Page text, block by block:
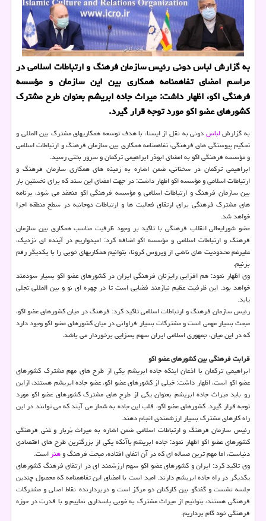
به گزارش لباس دونی رئیس سازمان فرهنگ و ارتباطات اسلامی در
مراسم امضای تفاهمنامه همکاری بین این سازمان و مؤسسه
فرهنگی اکو، اظهار داشت: میراث جاده ابریشم بعنوان طرح مشترک
کشورهای عضو اکو مورد توجه قرار گیرد.
به گزارشلباسدونی به نقل از ایسنا، با هدف توسعه همکاریهای مشترک بین المللی و
تحکیم پیوستگی های فرهنگی، تفاهمنامه همکاری بین سازمان فرهنگ و ارتباطات اسلامی
و مؤسسه فرهنگی اکو به امضای ابوذر ابراهیمی ترکمان و سرور بختی رسید.
ابراهیمی ترکمان در سخنانی، ضمن اشاره به زمینه های همکاری سازمان فرهنگ و
ارتباطات اسلامی و مؤسسه اکو اظهار داشت: در جهت امضای این سند که برای نخستین بار
بین سازمان فرهنگ و ارتباطات اسلامی و مؤسسه فرهنگی اکو منعقد می شود، برنامه
های مشترک فرهنگی برای ارتقای فعالیت ها و ارتباطات دوجانبه در سطح منطقه اجرا
خواهد شد.
عضو شورایعالی انقلاب فرهنگی با تاکید بر وجود ظرفیت مناسب همکاری بین سازمان
فرهنگ و ارتباطات اسلامی و مؤسسه اکو اضافه کرد: امیدواریم در آینده ای نزدیک،
علیرغم محدودیت های ناشی از ویروس کرونا، بتوانیم همکاریهای خوبی را با یکدیگر رقم
بزنیم.
وی اظهار نمود: هم افزایی رایزنان فرهنگی ایران در کشورهای عضو اکو بسیار سودمند
خواهد بود. این ظرفیت عظیم نیازمند فضایی است تا در چهره ای نو و بین المللی تجلی
یابد.
رئیس سازمان فرهنگ و ارتباطات اسلامی تاکید کرد: فرهنگ در میان کشورهای عضو اکو،
مبحث بسیار مهمی است و مشترکات بسیار فراوانی در میان کشورهای عضو اکو وجود دارد
که در این میان، جمهوری اسلامی ایران سهم بسزایی برخوردار می باشد.
قرابت فرهنگی بین کشورهای عضو اکو
ابراهیمی ترکمان با اذعان اینکه جاده ابریشم یکی از طرح های مهم مشترک کشورهای
عضو اکو است، اظهار داشت: خیلی از کشورهای عضو اکو، عضو جاده ابریشم هستند، ازاین
رو باید میراث جاده ابریشم بعنوان یکی از طرح های مشترک کشورهای عضو اکو مورد
توجه قرار گیرد. کشورهای عضو اکو، قلب این جاده به شمار می آیند که می توانند در این
راه کارهای مشترک بسیار ارزشمندی انجام دهند.
رئیس سازمان فرهنگ و ارتباطات اسلامی ضمن اشاره به میراث پُربار و غنی فرهنگی
کشورهای عضو اکو اظهار نمود: جاده ابریشم باآنکه یکی از بزرگترین طرح های اقتصادی
دنیاست، اما مهم ترین مساله ای که در آن اتفاق افتاده، مبحث فرهنگ وهنراست.
وی تاکید کرد: ایران و کشورهای عضو اکو سهم ارزشمند ای در ارتقای فرهنگ کشورهای
یکدیگر در راه جاده ابریشم دارند. امید است با امضای این تفاهمنامه که محصول چندین
جلسه نشست و گفتگو بین کارکنان دو مرکز است و دربردارنده نقاط اصلی و مشترکات
فرهنگی هستند، بتوانیم از میراث مشترک به خوبی پاسداری نماییم و با قدرت در حوزه
فرهنگی خود گام برداریم.